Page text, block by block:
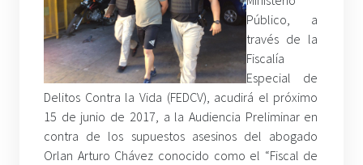
Público, a
través de la
Fiscalía
Especial de
Delitos Contra la Vida (FEDCV), acudirá el próximo
15 de junio de 2017, a la Audiencia Preliminar en
contra de los supuestos asesinos del abogado
Orlan Arturo Chávez conocido como el “Fiscal de